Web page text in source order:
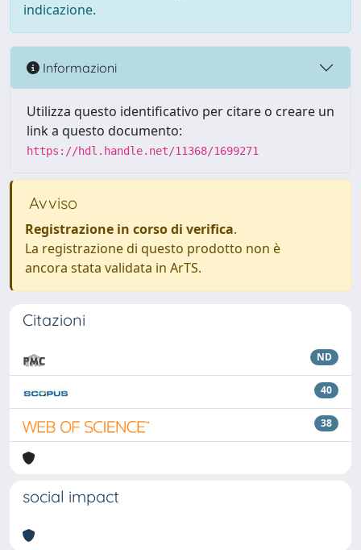
indicazione.
Informazioni
Utilizza questo identificativo per citare o creare un
link a questo documento:
https://hdl.handle.net/11368/1699271
Avviso
Registrazione in corso di verifica.
La registrazione di questo prodotto non è
ancora stata validata in ArTS.
Citazioni
ND
40
38
social impact